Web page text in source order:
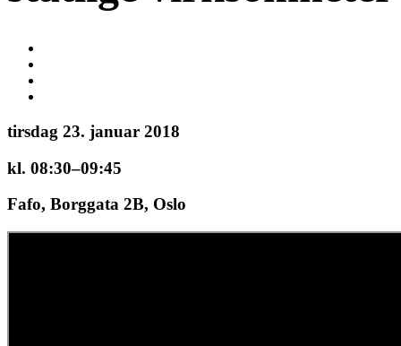
tirsdag 23. januar 2018
kl. 08:30–09:45
Fafo, Borggata 2B, Oslo